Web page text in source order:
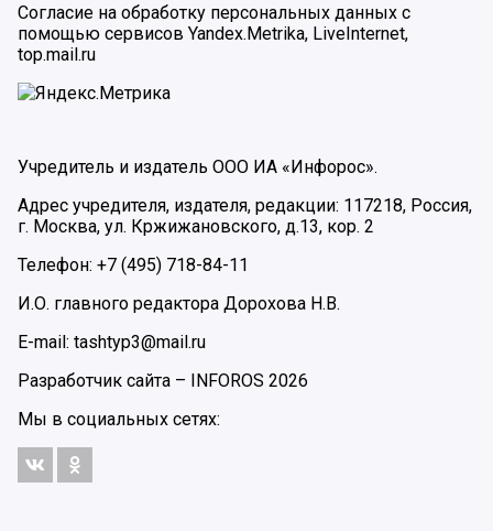
Согласие на обработку персональных данных с
помощью сервисов Yandex.Metrika, LiveInternet,
top.mail.ru
Учредитель и издатель ООО ИА «Инфорос».
Адрес учредителя, издателя, редакции: 117218, Россия,
г. Москва, ул. Кржижановского, д.13, кор. 2
Телефон: +7 (495) 718-84-11
И.О. главного редактора Дорохова Н.В.
E-mail: tashtyp3@mail.ru
Разработчик сайта – INFOROS 2026
Мы в социальных сетях: